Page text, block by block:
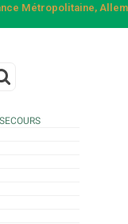
Métropolitaine,